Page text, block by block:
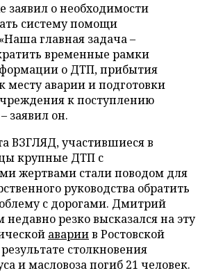
заявил о необходимости
систему помощи
главная задача –
временные рамки
о ДТП, прибытия
месту аварии и подготовки
к поступлению
заявил он.
ВЗГЛЯД, участившиеся в
крупные ДТП с
жертвами стали поводом для
руководства обратить
с дорогами. Дмитрий
резко высказался на эту
авариив Ростовской
столкновения
и масловоза погиб 21 человек.